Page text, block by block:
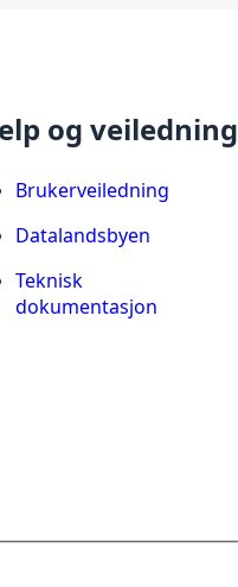
og veiledning
Brukerveiledning
Datalandsbyen
Teknisk
dokumentasjon